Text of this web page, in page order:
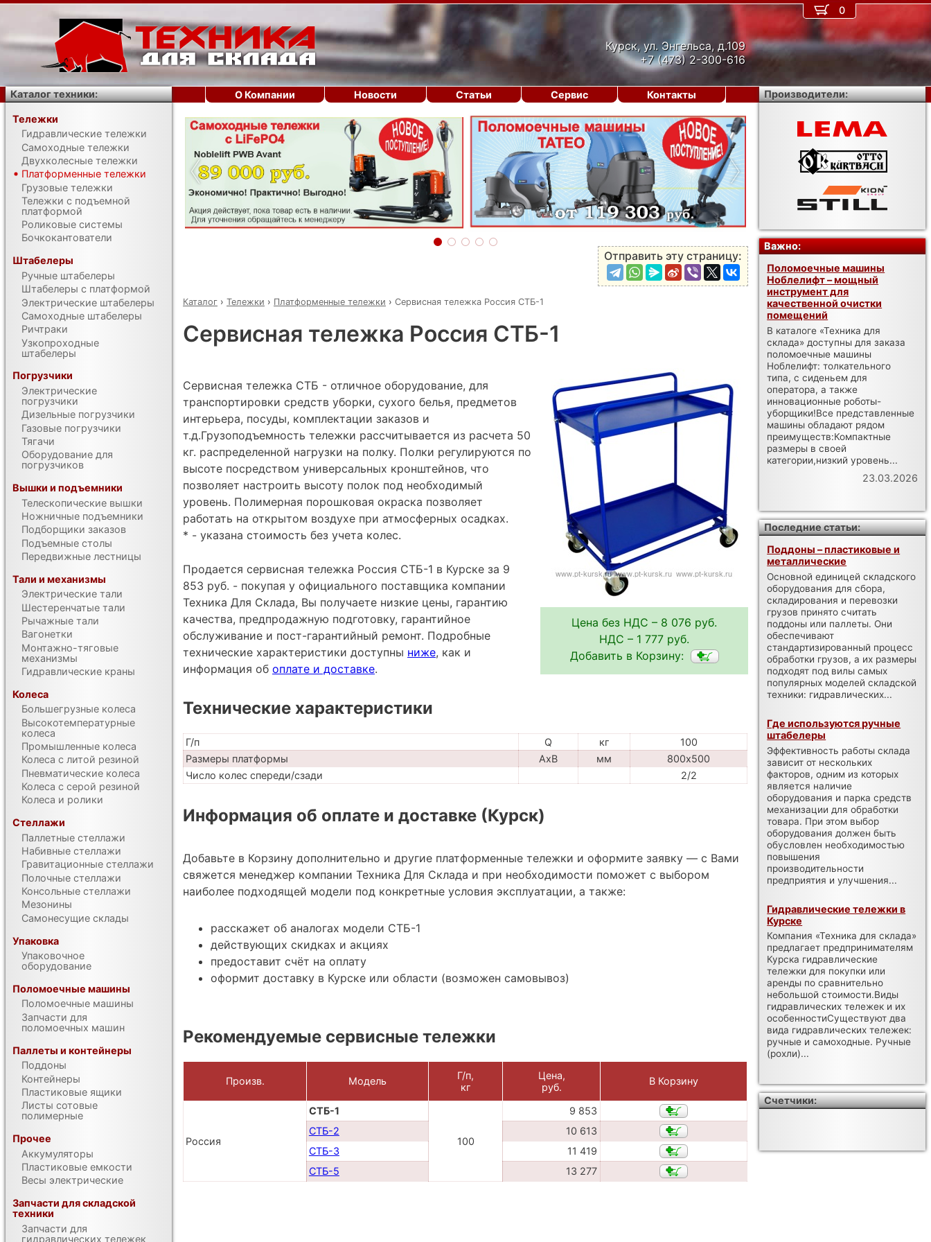
Курск, ул. Энгельса, д.109
+7 (473) 2-300-616
‹ ›
Отправить эту страницу:
Каталог › Тележки › Платформенные тележки › Сервисная тележка Россия СТБ-1
Сервисная тележка Россия СТБ-1
Цена без НДС – 8 076 руб.
НДС – 1 777 руб.
Добавить в Корзину:
Сервисная тележка СТБ - отличное оборудование, для
транспортировки средств уборки, сухого белья, предметов
интерьера, посуды, комплектации заказов и
т.д.Грузоподъемность тележки рассчитывается из расчета 50
кг. распределенной нагрузки на полку. Полки регулируются по
высоте посредством универсальных кронштейнов, что
позволяет настроить высоту полок под необходимый
уровень. Полимерная порошковая окраска позволяет
работать на открытом воздухе при атмосферных осадках.
* - указана стоимость без учета колес.
Продается сервисная тележка Россия СТБ-1 в Курске за 9
853 руб. - покупая у официального поставщика компании
Техника Для Склада, Вы получаете низкие цены, гарантию
качества, предпродажную подготовку, гарантийное
обслуживание и пост-гарантийный ремонт. Подробные
технические характеристики доступны ниже, как и
информация об оплате и доставке.
Технические характеристики
Г/п Q кг
100
Размеры платформы
AxB мм
800х500
Число колес спереди/сзади
2/2
Информация об оплате и доставке (Курск)
Добавьте в Корзину дополнительно и другие платформенные тележки и оформите заявку — с Вами
свяжется менеджер компании Техника Для Склада и при необходимости поможет с выбором
наиболее подходящей модели под конкретные условия эксплуатации, а также:
расскажет об аналогах модели СТБ-1
действующих скидках и акциях
предоставит счёт на оплату
оформит доставку в Курске или области (возможен самовывоз)
Рекомендуемые сервисные тележки
Произв. Модель
Г/п,
кг
Цена,
руб.
В Корзину
Россия
СТБ-1
100
9 853
СТБ-2
10 613
СТБ-3
11 419
СТБ-5
13 277
0
О Компании Новости Статьи Сервис Контакты
Каталог техники:
Тележки
Гидравлические тележки
Самоходные тележки
Двухколесные тележки
Платформенные тележки
Грузовые тележки
Тележки с подъемной
платформой
Роликовые системы
Бочкокантователи
Штабелеры
Ручные штабелеры
Штабелеры с платформой
Электрические штабелеры
Самоходные штабелеры
Ричтраки
Узкопроходные
штабелеры
Погрузчики
Электрические
погрузчики
Дизельные погрузчики
Газовые погрузчики
Тягачи
Оборудование для
погрузчиков
Вышки и подъемники
Телескопические вышки
Ножничные подъемники
Подборщики заказов
Подъемные столы
Передвижные лестницы
Тали и механизмы
Электрические тали
Шестеренчатые тали
Рычажные тали
Вагонетки
Монтажно-тяговые
механизмы
Гидравлические краны
Колеса
Большегрузные колеса
Высокотемпературные
колеса
Промышленные колеса
Колеса с литой резиной
Пневматические колеса
Колеса с серой резиной
Колеса и ролики
Стеллажи
Паллетные стеллажи
Набивные стеллажи
Гравитационные стеллажи
Полочные стеллажи
Консольные стеллажи
Мезонины
Самонесущие склады
Упаковка
Упаковочное
оборудование
Поломоечные машины
Поломоечные машины
Запчасти для
поломоечных машин
Паллеты и контейнеры
Поддоны
Контейнеры
Пластиковые ящики
Листы сотовые
полимерные
Прочее
Аккумуляторы
Пластиковые емкости
Весы электрические
Запчасти для складской
техники
Запчасти для
гидравлических тележек
Производители:
Важно:
Поломоечные машины
Ноблелифт – мощный
инструмент для
качественной очистки
помещений
В каталоге «Техника для
склада» доступны для заказа
поломоечные машины
Ноблелифт: толкательного
типа, с сиденьем для
оператора, а также
инновационные роботы-
уборщики!Все представленные
машины обладают рядом
преимуществ:Компактные
размеры в своей
категории,низкий уровень...
23.03.2026
Последние статьи:
Поддоны – пластиковые и
металлические
Основной единицей складского
оборудования для сбора,
складирования и перевозки
грузов принято считать
поддоны или паллеты. Они
обеспечивают
стандартизированный процесс
обработки грузов, а их размеры
подходят под вилы самых
популярных моделей складской
техники: гидравлических...
Где используются ручные
штабелеры
Эффективность работы склада
зависит от нескольких
факторов, одним из которых
является наличие
оборудования и парка средств
механизации для обработки
товара. При этом выбор
оборудования должен быть
обусловлен необходимостью
повышения
производительности
предприятия и улучшения...
Гидравлические тележки в
Курске
Компания «Техника для склада»
предлагает предпринимателям
Курска гидравлические
тележки для покупки или
аренды по сравнительно
небольшой стоимости.Виды
гидравлических тележек и их
особенностиСуществуют два
вида гидравлических тележек:
ручные и самоходные. Ручные
(рохли)...
Счетчики: